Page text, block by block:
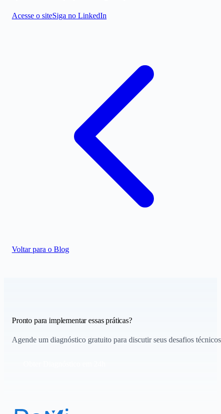
Acesse o siteSiga no LinkedIn
Voltar para o Blog
Pronto para implementar essas práticas?
Agende um diagnóstico gratuito para discutir seus desafios